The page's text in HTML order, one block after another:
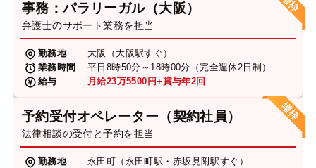
事務：パラリーガル（大阪）
弁護士のサポート業務を担当
勤務地
大阪（大阪駅すぐ）
業務時間
平日8時50分～18時00分（完全週休2日制）
給与
月給23万5500円+賞与年2回
予約受付オペレーター（契約社員）
法律相談の受付と予約を担当
勤務地
永田町（永田町駅・赤坂見附駅すぐ）